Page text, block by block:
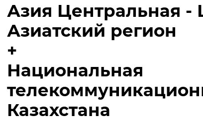
Азия Центральная -
Азиатский регион
+
Национальная
Казахстана